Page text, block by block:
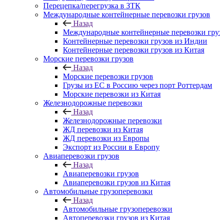
Перецепка/перегрузка в ЗТК
Международные контейнерные перевозки грузов
Назад
Международные контейнерные перевозки
Контейнерные перевозки грузов из Индии
Контейнерные перевозки грузов из Китая
Морские перевозки грузов
Назад
Морские перевозки грузов
Грузы из ЕС в Россию через порт Роттердам
Морские перевозки из Китая
Железнодорожные перевозки
Назад
Железнодорожные перевозки
ЖД перевозки из Китая
ЖД перевозки из Европы
Экспорт из России в Европу
Авиаперевозки грузов
Назад
Авиаперевозки грузов
Авиаперевозки грузов из Китая
Автомобильные грузоперевозки
Назад
Автомобильные грузоперевозки
Автоперевозки грузов из Китая